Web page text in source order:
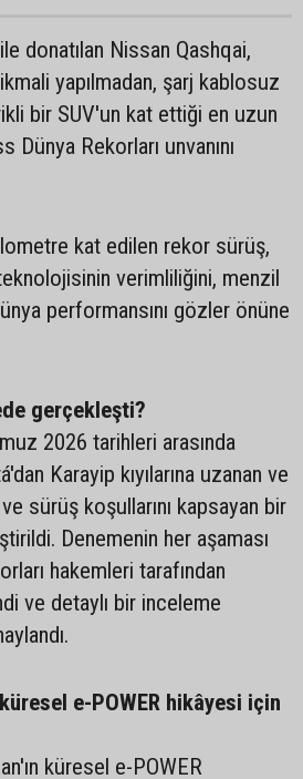
donatılan Nissan Qashqai,
yapılmadan, şarj kablosuz
bir SUV'un kat ettiği en uzun
Rekorları unvanını
kat edilen rekor sürüş,
verimliliğini, menzil
performansını gözler önüne
gerçekleşti?
2026 tarihleri arasında
Karayip kıyılarına uzanan ve
sürüş koşullarını kapsayan bir
Denemenin her aşaması
hakemleri tarafından
ve detaylı bir inceleme
e-POWER hikâyesi için
küresel e-POWER